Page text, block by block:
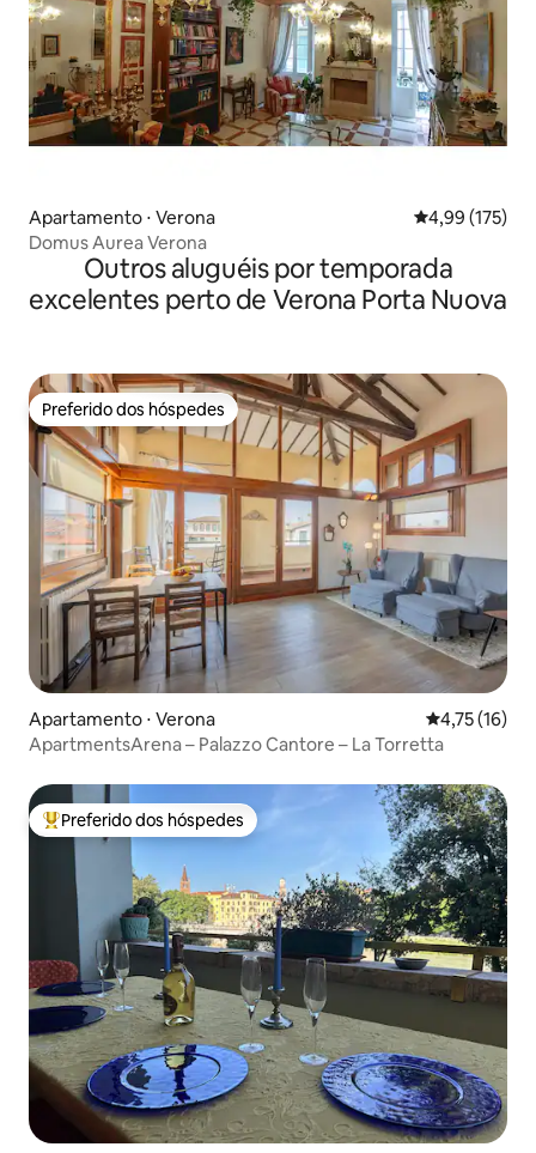
Apartamento ⋅ Verona 4,99 de uma
4,99 (175)
Domus Aurea Verona
Outros aluguéis por temporada
excelentes perto de Verona Porta Nuova
Preferido dos hóspedes
Preferido dos hóspedes
Apartamento ⋅ Verona 4,75 de uma
4,75 (16)
ApartmentsArena – Palazzo Cantore – La Torretta
Entre os melhores preferidos dos hóspedes
Preferido dos hóspedes